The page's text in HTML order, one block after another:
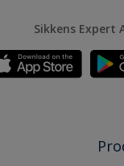
Sikkens Expert